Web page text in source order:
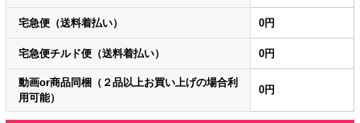
宅急便（送料着払い） 0円
宅急便チルド便（送料着払い） 0円
動画or商品同梱（２品以上お買い上げの場合利
用可能）
0円